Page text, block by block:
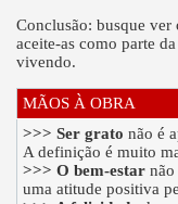
Conclusão: busque
aceite-as como parte
vivendo.
MÃOS À OBRA
>>> Ser grato não é
A definição é muito
>>> O bem-estarnão
uma atitude positiva